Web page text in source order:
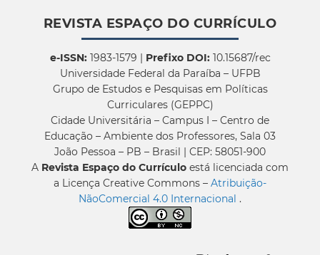
REVISTA ESPAÇO DO CURRÍCULO
e-ISSN:1983-1579 | Prefixo DOI:10.15687/rec
Universidade Federal da Paraíba – UFPB
Grupo de Estudos e Pesquisas em Políticas
Curriculares (GEPPC)
Cidade Universitária – Campus I – Centro de
Educação – Ambiente dos Professores, Sala 03
João Pessoa – PB – Brasil | CEP: 58051-900
A Revista Espaço do Currículo está licenciada com
a Licença Creative Commons – Atribuição-
NãoComercial 4.0 Internacional .